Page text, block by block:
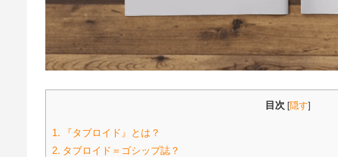
目次 [隠す]
1. 『タブロイド』とは？
2. タブロイド＝ゴシップ誌？